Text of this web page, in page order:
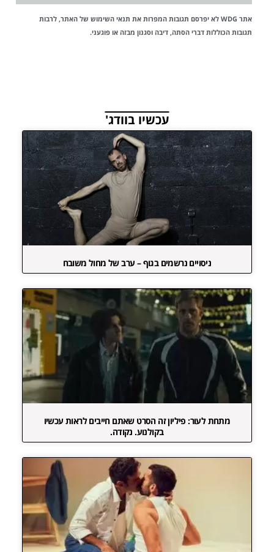
אתר WDG לא יפרסם תגובות המפרות את תנאי השימוש של האתר, לרבות
תגובות הכוללות דברי הסתה, דיבה וסגנון מבזה או פוגעני.
עכשיו בוודג'
ניסויים נרשמים בגוף – ערב של מחול משובח
מתחת לעור: פיליון זה הסרט שאתם חייבים לראות עכשיו
בקולנוע. נקודה.